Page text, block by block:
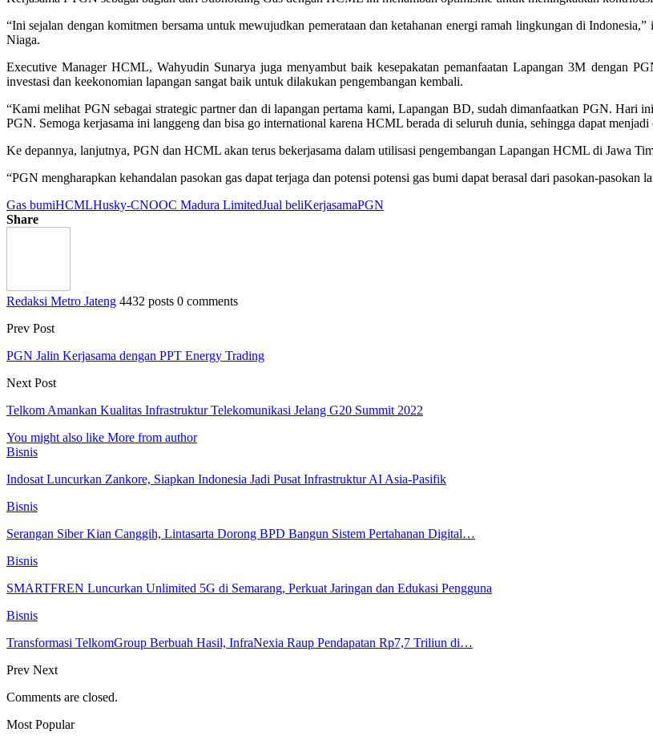
“Ini sejalan dengan komitmen bersama untuk mewujudkan pemerataan dan ketahanan energi ramah lingkungan di
Niaga.
Executive Manager HCML, Wahyudin Sunarya juga menyambut baik kesepakatan pemanfaatan Lapangan 3M dengan
investasi dan keekonomian lapangan sangat baik untuk dilakukan pengembangan kembali.
“Kami melihat PGN sebagai strategic partner dan di lapangan pertama kami, Lapangan BD, sudah dimanfaatkan PGN. Hari
PGN. Semoga kerjasama ini langgeng dan bisa go international karena HCML berada di seluruh dunia, sehingga dapat
Ke depannya, lanjutnya, PGN dan HCML akan terus bekerjasama dalam utilisasi pengembangan Lapangan HCML di Jawa
“PGN mengharapkan kehandalan pasokan gas dapat terjaga dan potensi potensi gas bumi dapat berasal dari pasokan-pasokan
Gas bumiHCMLHusky-CNOOC Madura LimitedJual beliKerjasamaPGN
Share
Redaksi Metro Jateng 4432 posts 0 comments
Prev Post
PGN Jalin Kerjasama dengan PPT Energy Trading
Next Post
Telkom Amankan Kualitas Infrastruktur Telekomunikasi Jelang G20 Summit 2022
You might also like More from author
Bisnis
Indosat Luncurkan Zankore, Siapkan Indonesia Jadi Pusat Infrastruktur AI Asia-Pasifik
Bisnis
Serangan Siber Kian Canggih, Lintasarta Dorong BPD Bangun Sistem Pertahanan Digital…
Bisnis
SMARTFREN Luncurkan Unlimited 5G di Semarang, Perkuat Jaringan dan Edukasi Pengguna
Bisnis
Transformasi TelkomGroup Berbuah Hasil, InfraNexia Raup Pendapatan Rp7,7 Triliun di…
Prev Next
Comments are closed.
Most Popular